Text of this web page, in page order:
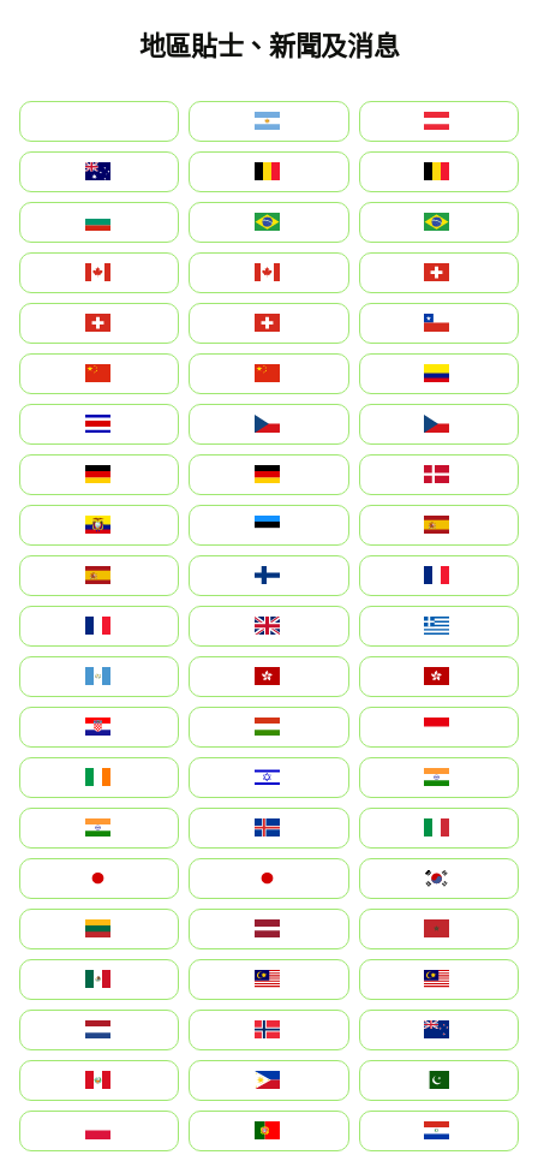
地區貼士、新聞及消息
بالعربية
Argentina
Österreich
Australia
België
Belgique
България
Brasil (ES)
Brasil
Canada (FR)
Canada
Svizzera
Suisse
Schweiz
Chile
中国
China
Colombia
Costa Rica
Czechia
Česko
Deutschland
Germany
Danmark
Ecuador
Eesti
Spain
España
Suomi
France
France
United Kingdom
Ελλάδα
Guatemala
Hong Kong
中國香港特別行政區
Hrvatska
Magyarország
Indonesia
Ireland
ישראל
भारत
India
Ísland
Italia
Japan
日本
대한민국
Lietuva
Latvija
Maroc
México
Malaysia (MS)
Malaysia
Nederland
Norge
New Zealand
Perú
Philippines
Pakistan
Polska
Portugal
Paraguay